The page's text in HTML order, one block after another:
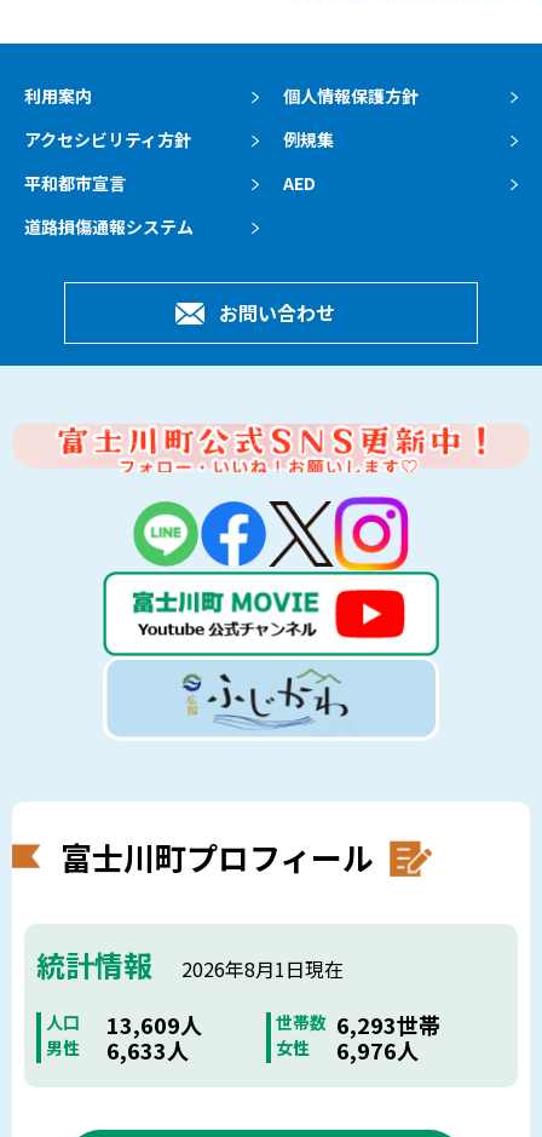
利用案内
個人情報保護方針
アクセシビリティ方針
例規集
平和都市宣言
AED
道路損傷通報システム
お問い合わせ
富士川町プロフィール
統計情報 2026年8月1日現在
人口 13,609人 世帯数 6,293世帯
男性 6,633人 女性 6,976人